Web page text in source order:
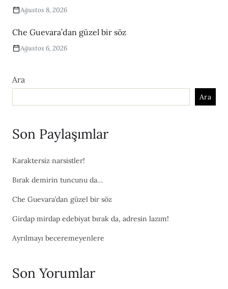
Ağustos 8, 2026
Che Guevara’dan güzel bir söz
Ağustos 6, 2026
Ara
Ara
Son Paylaşımlar
Karaktersiz narsistler!
Bırak demirin tuncunu da…
Che Guevara’dan güzel bir söz
Girdap mirdap edebiyat bırak da, adresin lazım!
Ayrılmayı beceremeyenlere
Son Yorumlar